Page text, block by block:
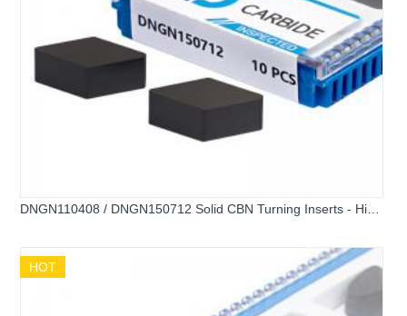
DNGN110408 / DNGN150712 Solid CBN Turning Inserts - High
HOT